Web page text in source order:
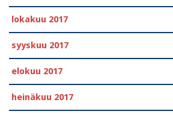
lokakuu 2017
syyskuu 2017
elokuu 2017
heinäkuu 2017